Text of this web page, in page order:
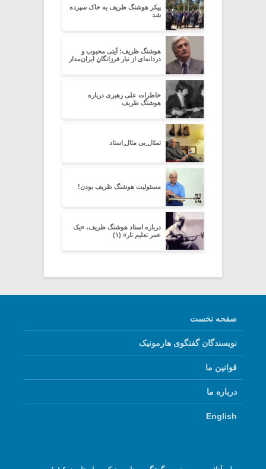
پیکر هوشنگ ظریف به خاک سپرده
شد
هوشنگ ظریف؛ آیتی محبوب و
دردانه‌ای از تبارِ فرزانگانِ ایران‌مدار
خاطرات علی رهبری درباره
هوشنگ ظریف
تمثال ِبی مثال ِاستاد
مسئولیت هوشنگ ظریف بودن!
درباره استاد هوشنگ ظریف، «یک
عمر تعلیم تار» (۱)
صفحه نخست
نویسندگان گفتگوی هارمونیک
قوانین ما
درباره ما
English